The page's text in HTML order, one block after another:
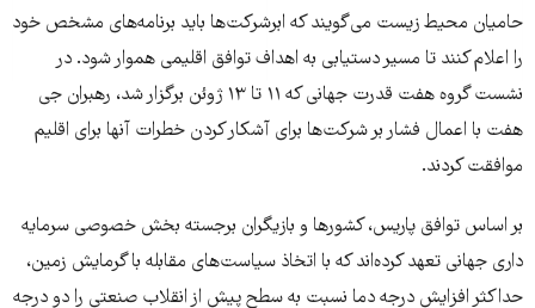
حامیان محیط زیست می‌گویند که ابرشرکت‌ها باید برنامه‌های مشخص خود
را اعلام کنند تا مسیر دستیابی به اهداف توافق اقلیمی هموار شود. در
نشست گروه هفت قدرت جهانی که ۱۱ تا ۱۳ ژوئن برگزار شد، رهبران جی
هفت با اعمال فشار بر شرکت‌ها برای آشکار کردن خطرات آنها برای اقلیم
موافقت کردند.
بر اساس توافق پاریس، کشورها و بازیگران برجسته بخش خصوصی سرمایه
داری جهانی تعهد کرده‌اند که با اتخاذ سیاست‌های مقابله با گرمایش زمین،
حداکثر افزایش درجه دما نسبت به سطح پیش از انقلاب صنعتی را دو درجه